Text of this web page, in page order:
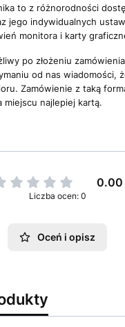
to z różnorodności
jego indywidualnych
monitora i karty
po złożeniu
od nas wiadomości,
Zamówienie z taką
miejscu najlepiej kartą.
0.00
Liczba ocen: 0
Oceń i opisz